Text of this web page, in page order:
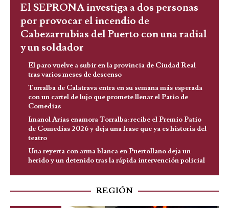
El SEPRONA investiga a dos personas
por provocar el incendio de
Cabezarrubias del Puerto con una radial
y un soldador
El paro vuelve a subir en la provincia de Ciudad Real
tras varios meses de descenso
Torralba de Calatrava entra en su semana más esperada
con un cartel de lujo que promete llenar el Patio de
Comedias
Imanol Arias enamora Torralba: recibe el Premio Patio
de Comedias 2026 y deja una frase que ya es historia del
teatro
Una reyerta con arma blanca en Puertollano deja un
herido y un detenido tras la rápida intervención policial
REGIÓN